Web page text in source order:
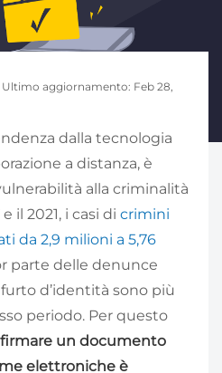
Ultimo aggiornamento: Feb 28,
dalla tecnologia
a distanza, è
alla criminalità
il 2021, i casi di crimini
da 2,9 milioni a 5,76
parte delle denunce
d’identità sono più
periodo. Per questo
un documento
elettroniche è